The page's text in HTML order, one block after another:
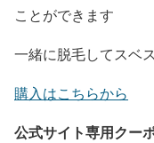
ことができます
一緒に脱毛してスベ
購入はこちらから
公式サイト専用クー